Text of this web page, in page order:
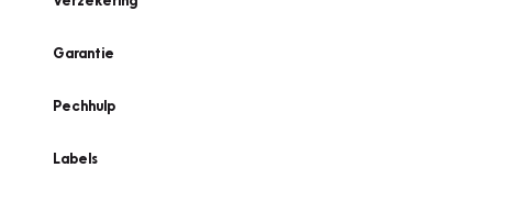
Garantie
Pechhulp
Labels